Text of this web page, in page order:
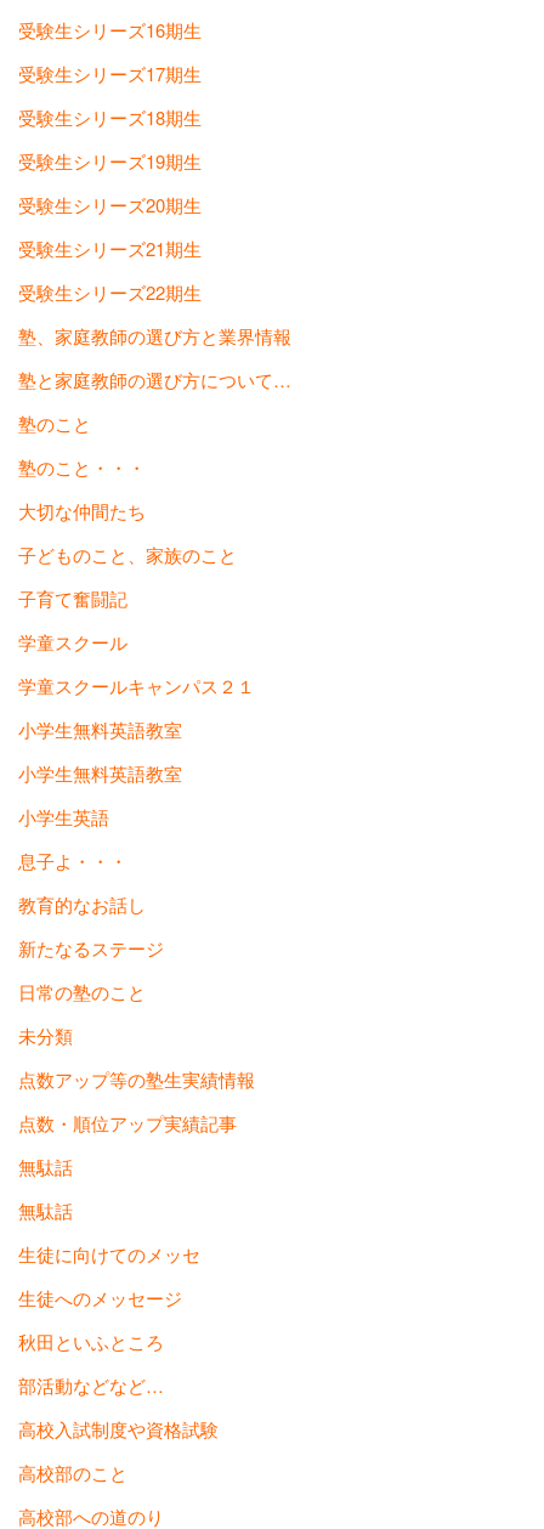
受験生シリーズ16期生
受験生シリーズ17期生
受験生シリーズ18期生
受験生シリーズ19期生
受験生シリーズ20期生
受験生シリーズ21期生
受験生シリーズ22期生
塾、家庭教師の選び方と業界情報
塾と家庭教師の選び方について…
塾のこと
塾のこと・・・
大切な仲間たち
子どものこと、家族のこと
子育て奮闘記
学童スクール
学童スクールキャンパス２１
小学生無料英語教室
小学生無料英語教室
小学生英語
息子よ・・・
教育的なお話し
新たなるステージ
日常の塾のこと
未分類
点数アップ等の塾生実績情報
点数・順位アップ実績記事
無駄話
無駄話
生徒に向けてのメッセ
生徒へのメッセージ
秋田といふところ
部活動などなど…
高校入試制度や資格試験
高校部のこと
高校部への道のり